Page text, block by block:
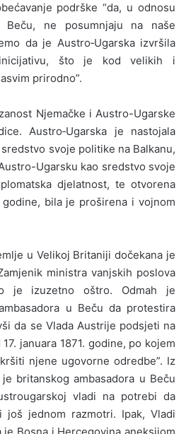
podrške “da, u odnosu
ne posumnjaju na naše
da je Austro‑Ugarska izvršila
što je kod velikih i
prirodno”.
Njemačke i Austro-Ugarske
Austro‑Ugarska je nastojala
svoje politike na Balkanu,
Ugarsku kao sredstvo svoje
djelatnost, te otvorena
bila je proširena i vojnom
u Velikoj Britaniji dočekana je
ministra vanjskih poslova
je izuzetno oštro. Odmah je
u Beču da protestira
da se Vlada Austrije podsjeti na
januara 1871. godine, po kojem
njene ugovorne odredbe”. Iz
britanskog ambasadora u Beču
vladi na potrebi da
još jednom razmotri. Ipak, Vladi
Bosna i Hercegovina aneksijom